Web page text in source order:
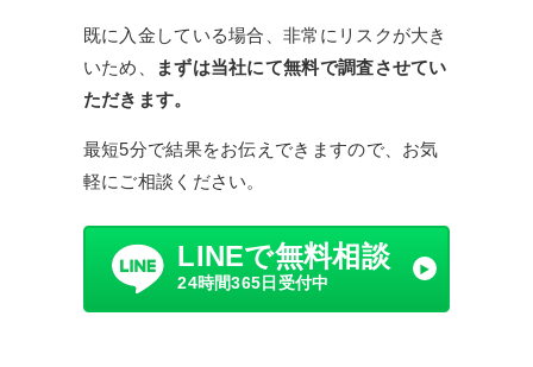
既に入金している場合、非常にリスクが大き
いため、
まずは当社にて無料で調査させてい
ただきます。
最短5分で結果をお伝えできますので、お気
軽にご相談ください。
LINEで無料相談
24時間365日受付中